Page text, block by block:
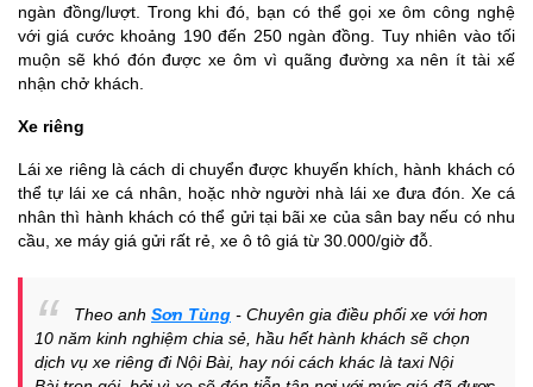
ngàn đồng/lượt. Trong khi đó, bạn có thể gọi xe ôm công nghệ
với giá cước khoảng 190 đến 250 ngàn đồng. Tuy nhiên vào tối
muộn sẽ khó đón được xe ôm vì quãng đường xa nên ít tài xế
nhận chở khách.
Xe riêng
Lái xe riêng là cách di chuyển được khuyến khích, hành khách có
thể tự lái xe cá nhân, hoặc nhờ người nhà lái xe đưa đón. Xe cá
nhân thì hành khách có thể gửi tại bãi xe của sân bay nếu có nhu
cầu, xe máy giá gửi rất rẻ, xe ô tô giá từ 30.000/giờ đỗ.
Theo anh Sơn Tùng - Chuyên gia điều phối xe với hơn
10 năm kinh nghiệm chia sẻ, hầu hết hành khách sẽ chọn
dịch vụ xe riêng đi Nội Bài, hay nói cách khác là taxi Nội